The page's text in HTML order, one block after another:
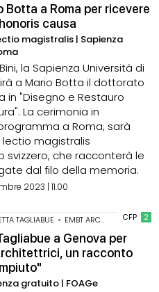
Botta a Roma per ricevere
causa
magistralis | Sapienza
la Sapienza Università di
a Mario Botta il dottorato
in "Disegno e Restauro
La cerimonia in
a Roma, sarà
magistralis
svizzero, che racconterà le
dal filo della memoria.
2023 | 11.00
CFP 2
TAGLIABUE • EMBT ARCHITECTS •
a Genova per
un racconto
gratuito | FOAGe